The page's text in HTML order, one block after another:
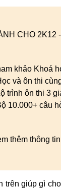
CHO 2K12
khảo Khoá
và ôn thi
trình ôn thi 3
10.000+ câu
thêm thông
trên giúp gì